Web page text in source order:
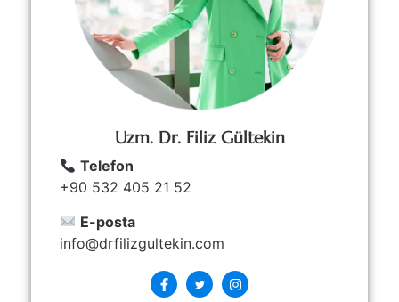
Uzm. Dr. Filiz Gültekin
Telefon
+90 532 405 21 52
E-posta
info@drfilizgultekin.com